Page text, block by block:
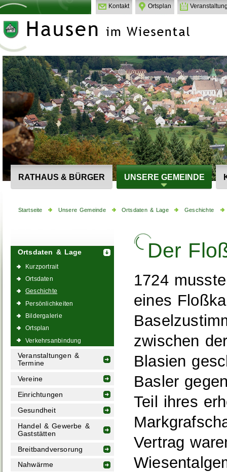
Kontakt Ortsplan
RATHAUS & BÜRGER UNSERE GEMEINDE
Startseite Unsere Gemeinde Ortsdaten & Lage Geschichte
Ortsdaten & Lage
Kurzportrait
Ortsdaten
Geschichte
Persönlichkeiten
Bildergalerie
Ortsplan
Verkehrsanbindung
Veranstaltungen &
Termine
Vereine
Einrichtungen
Gesundheit
Handel & Gewerbe &
Gaststätten
Breitbandversorung
Nahwärme
Der
1724
eines
zwischen
Blasien
Basler
Teil ihres
Vertrag